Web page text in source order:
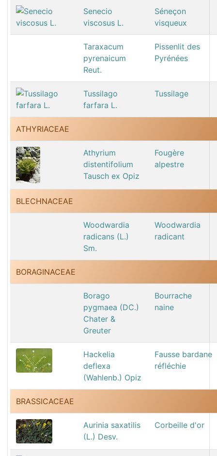
Senecio
viscosus L.
Séneçon
visqueux
Taraxacum
pyrenaicum
Reut.
Pissenlit des
Pyrénées
Tussilago
farfara L.
Tussilage
ATHYRIACEAE
Athyrium
distentifolium
Tausch ex Opiz
Fougère
alpestre
BLECHNACEAE
Woodwardia
radicans (L.)
Sm.
Woodwardia
radicant
BORAGINACEAE
Borago
pygmaea (DC.)
Chater &
Greuter
Bourrache
naine
Hackelia
deflexa
(Wahlenb.) Opiz
Fausse bardane
réfléchie
BRASSICACEAE
Aurinia saxatilis
(L.) Desv.
Corbeille d'or